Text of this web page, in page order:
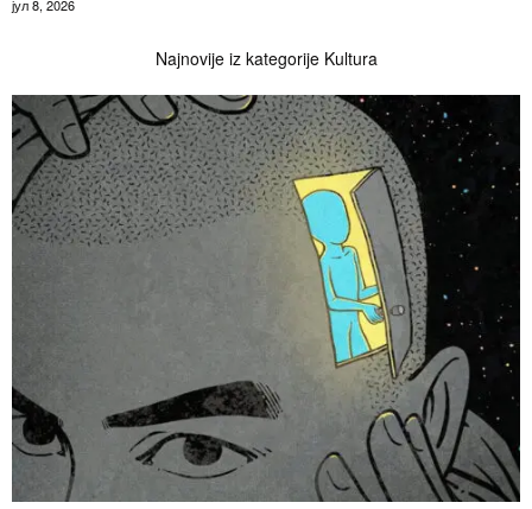
јул 8, 2026
Najnovije iz kategorije Kultura